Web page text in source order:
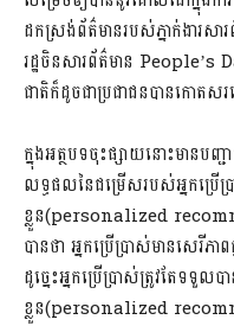
ដកស្រង់ព័ត៌មានរបស់ភ្នាក់ងារសា
រដ្ឋចិនសារព័ត៌មាន People’s
ជាតិក៏ដូចជាប្រជាជនបានកោតស
ក្នុងអត្ថបទចុះផ្សាយនោះមានបញ្ជា
លទ្ធផលនៃជម្រើសរបស់អ្នកប្រ
ខ្លួន(personalized
បានថា ​អ្នកប្រើប្រាស់មានសេរីភា
ដូច្នេះអ្នកប្រើប្រាស់ត្រូវតែទទួ
ខ្លួន(personalized